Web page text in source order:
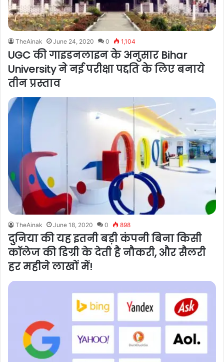
TheAinak June 24, 2020 0 1,104
UGC की गाइडनलाइन के अनुसार Bihar
University ने नई परीक्षा पद्दति के लिए बनाये
तीन प्रस्ताव
TheAinak June 18, 2020 0 898
दुनिया की यह इतनी बड़ी कंपनी बिना किसी
कॉलेज की डिग्री के देती है नौकरी, और सैलरी
हर महीने लाखों में!